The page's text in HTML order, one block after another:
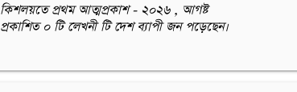
কিশলয়তে প্রথম আত্মপ্রকাশ - ২০২৬ , আগষ্ট
প্রকাশিত ০ টি লেখনী টি দেশ ব্যাপী জন পড়েছেন।